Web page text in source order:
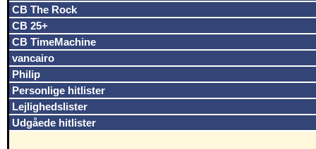
CB The Rock
CB 25+
CB TimeMachine
vancairo
Philip
Personlige hitlister
Lejlighedslister
Udgåede hitlister